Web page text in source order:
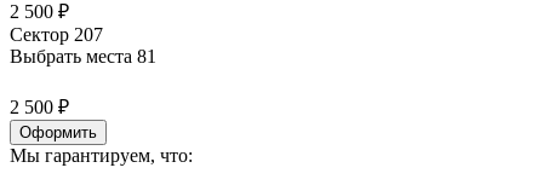
2 500 ₽
Сектор 207
Выбрать места 81
2 500 ₽
Оформить
Мы гарантируем, что: